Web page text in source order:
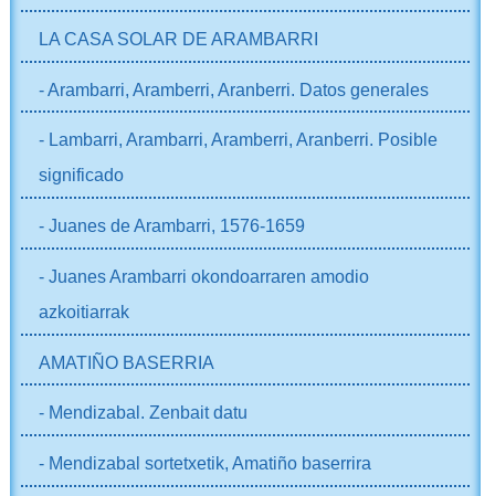
LA CASA SOLAR DE ARAMBARRI
- Arambarri, Aramberri, Aranberri. Datos generales
- Lambarri, Arambarri, Aramberri, Aranberri. Posible
significado
- Juanes de Arambarri, 1576-1659
- Juanes Arambarri okondoarraren amodio
azkoitiarrak
AMATIÑO BASERRIA
- Mendizabal. Zenbait datu
- Mendizabal sortetxetik, Amatiño baserrira